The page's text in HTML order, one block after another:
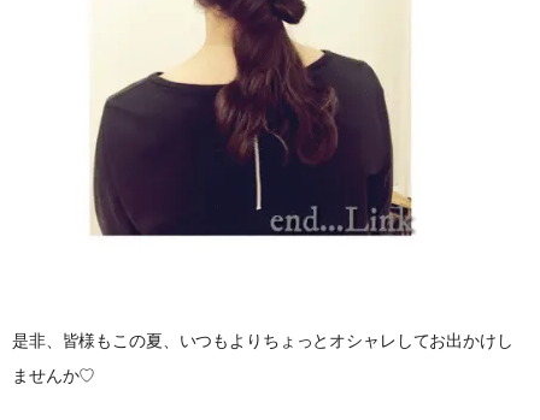
是非、皆様もこの夏、いつもよりちょっとオシャレしてお出かけし
ませんか♡